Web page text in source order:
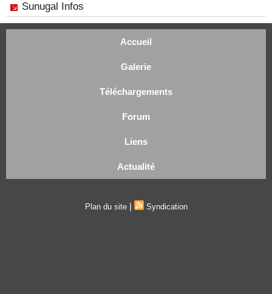
Sunugal Infos
Accueil
Galerie
Téléchargements
Forum
Liens
Actualité
Plan du site | Syndication